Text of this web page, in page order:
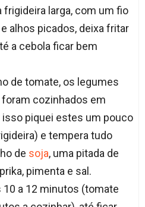
larga, com um fio
alhos picados, deixa fritar
a cebola ficar bem
de tomate, os legumes
cozinhados em
piquei estes um pouco
e tempera tudo
de soja, uma pitada de
pimenta e sal.
10 a 12 minutos (tomate